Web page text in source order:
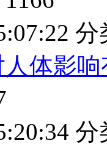
分
体影
分